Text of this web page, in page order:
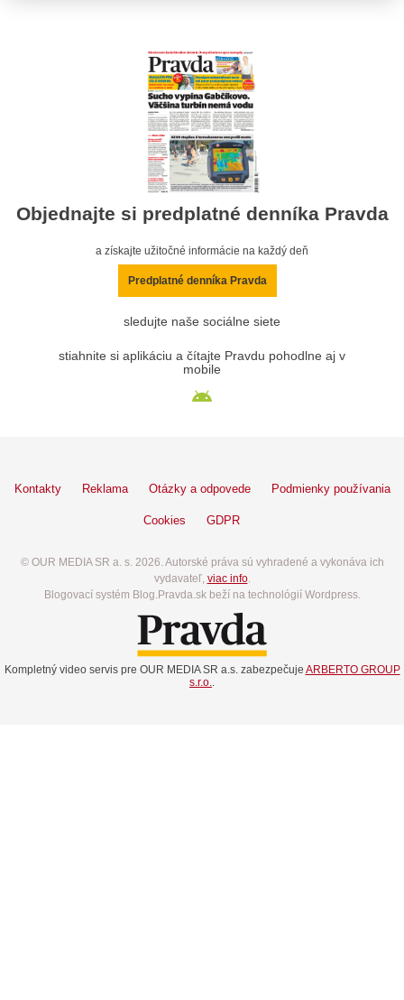
Objednajte si predplatné denníka Pravda
a získajte užitočné informácie na každý deň
Predplatné denníka Pravda
sledujte naše sociálne siete
stiahnite si aplikáciu a čítajte Pravdu pohodlne aj v
mobile
Kontakty Reklama Otázky a odpovede Podmienky používania
Cookies GDPR
© OUR MEDIA SR a. s. 2026. Autorské práva sú vyhradené a vykonáva ich
vydavateľ, viac info.
Blogovací systém Blog.Pravda.sk beží na technológií Wordpress.
Kompletný video servis pre OUR MEDIA SR a.s. zabezpečuje ARBERTO GROUP
s.r.o..